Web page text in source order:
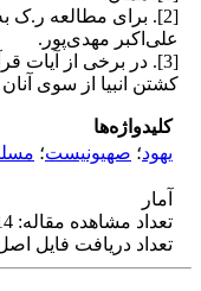
[2]. برای مطالعه ر.ک به:
علی‌اکبر مهدی‌پور.
کشتن انبیا از سوی
کلیدواژه‌ها
یهود؛ صهیونیست؛
آمار
تعداد مشاهده مقاله: 314
تعداد دریافت فایل اصل